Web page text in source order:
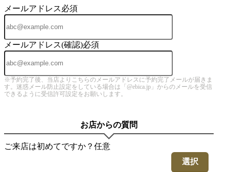
メールアドレス必須
メールアドレス(確認)必須
※予約完了後、当店よりこちらのメールアドレスに予約完了メールが届きま
す。迷惑メール防止設定をしている場合は「@ebica.jp」からのメールを受信
できるように受信許可設定をお願いします。
お店からの質問
ご来店は初めてですか？ 任意
選択